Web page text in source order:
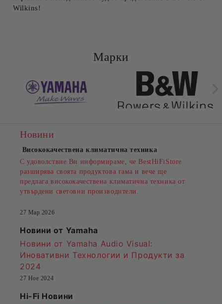
Wilkins!
Марки
Новини
Висококачествена климатична техника
С удоволствие Ви информираме, че BestHiFiStore
разширява своята продуктова гама и вече ще
предлага висококачествена климатична техника от
утвърдени световни производители.
27 Мар 2026
Новини от Yamaha
Новини от Yamaha Audio Visual:
Иновативни Технологии и Продукти за
2024
27 Ное 2024
Hi-Fi Новини